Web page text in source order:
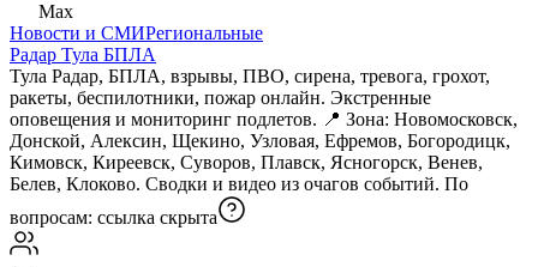
Max
Новости и СМИРегиональные
Радар Тула БПЛА
Тула Радар, БПЛА, взрывы, ПВО, сирена, тревога, грохот,
ракеты, беспилотники, пожар онлайн. Экстренные
оповещения и мониторинг подлетов. 📍 Зона: Новомосковск,
Донской, Алексин, Щекино, Узловая, Ефремов, Богородицк,
Кимовск, Киреевск, Суворов, Плавск, Ясногорск, Венев,
Белев, Клоково. Сводки и видео из очагов событий. По
вопросам: ссылка скрыта